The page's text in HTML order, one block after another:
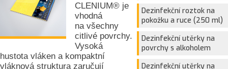
CLENIUM® je
vhodná
na všechny
citlivé povrchy.
Vysoká
hustota vláken a kompaktní
vláknová struktura zaručují
Dezinfekční roztok na
pokožku a ruce (250 ml)
Dezinfekční utěrky na
povrchy s alkoholem
Dezinfekční utěrky na